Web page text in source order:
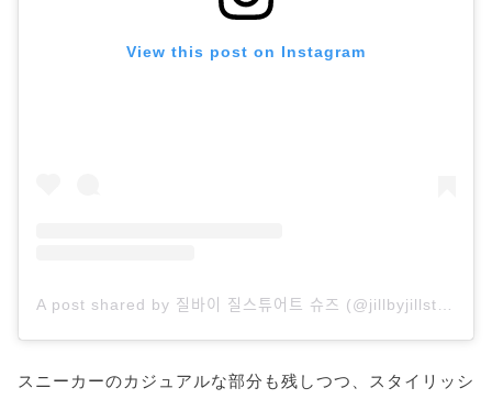
View this post on Instagram
スニーカーのカジュアルな部分も残しつつ、スタイリッシ